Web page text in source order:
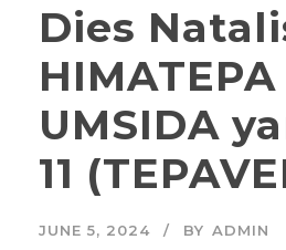
Dies
HIMATEPA
UMSIDA
11
JUNE 5, 2024 BY ADMIN